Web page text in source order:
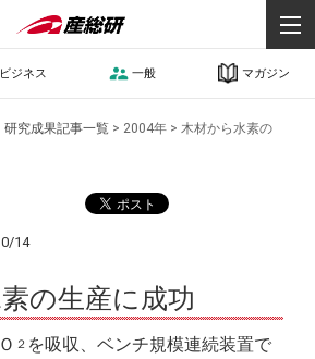
ビジネス 一般 マガジン
研究成果記事一覧 > 2004年 >木材から水素の
14
の生産に成功
２ を吸収、ベンチ規模連続装置で